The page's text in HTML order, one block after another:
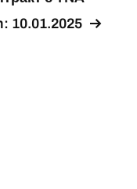
10.01.2025